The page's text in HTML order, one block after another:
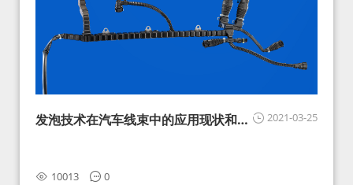
2021-03-25
发泡技术在汽车线束中的应用现状和展
10013 0